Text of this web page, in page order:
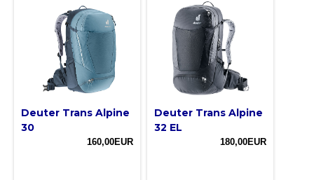
Deuter Trans Alpine
30
160,00EUR
Deuter Trans Alpine
32 EL
180,00EUR